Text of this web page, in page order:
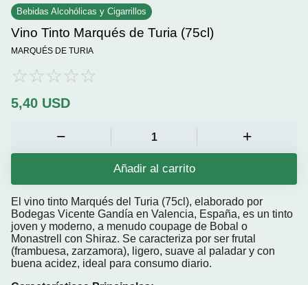
Bebidas Alcohólicas y Cigarrillos
Vino Tinto Marqués de Turia (75cl)
MARQUÉS DE TURIA
5,40 USD
Añadir al carrito
El vino tinto Marqués del Turia (75cl), elaborado por
Bodegas Vicente Gandía en Valencia, España, es un tinto
joven y moderno, a menudo coupage de Bobal o
Monastrell con Shiraz. Se caracteriza por ser frutal
(frambuesa, zarzamora), ligero, suave al paladar y con
buena acidez, ideal para consumo diario.